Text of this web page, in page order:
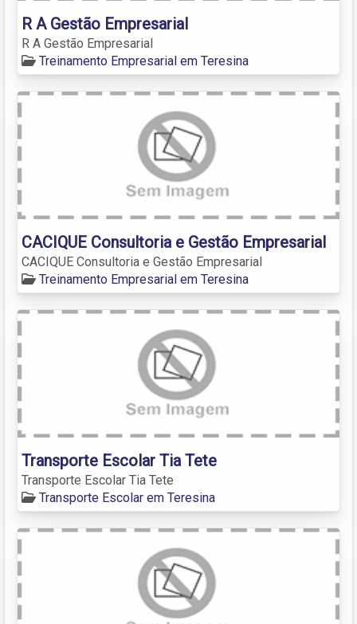
R A Gestão Empresarial
R A Gestão Empresarial
Treinamento Empresarial em Teresina
CACIQUE Consultoria e Gestão Empresarial
CACIQUE Consultoria e Gestão Empresarial
Treinamento Empresarial em Teresina
Transporte Escolar Tia Tete
Transporte Escolar Tia Tete
Transporte Escolar em Teresina